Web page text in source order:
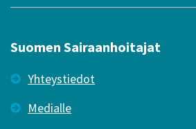
Suomen Sairaanhoitajat
Yhteystiedot
Medialle